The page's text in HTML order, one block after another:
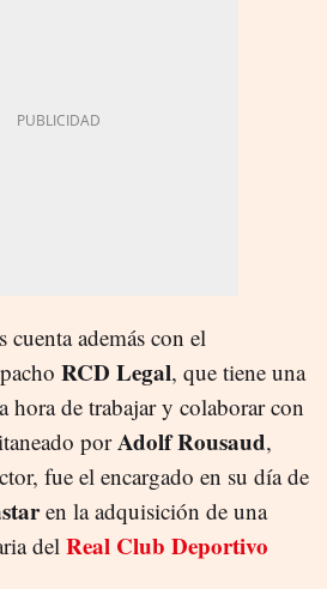
cuenta además con el
RCD Legal, que tiene una
hora de trabajar y colaborar con
porAdolf Rousaud,
fue el encargado en su día de
en la adquisición de una
del Real Club Deportivo